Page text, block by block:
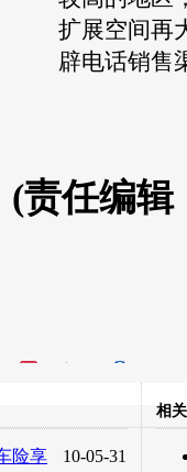
扩展空间再
辟电话销售
(责任编辑
转发至：
10-05-31
险享
相